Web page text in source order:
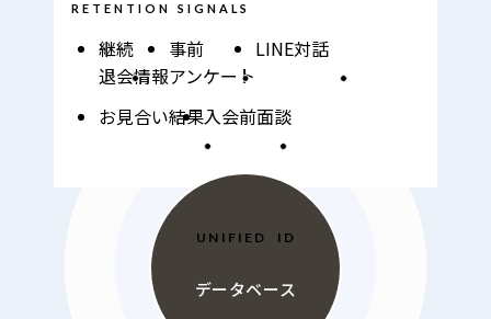
継続
退会情報
事前
アンケート
LINE対話
お見合い結果入会前面談
UNIFIED  ID
データベース
RETENTION SIGNALS